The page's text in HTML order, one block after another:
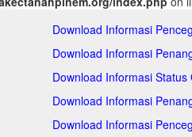
Download Informasi
Download Informasi
Download Informasi
Download Informasi
Download Informasi